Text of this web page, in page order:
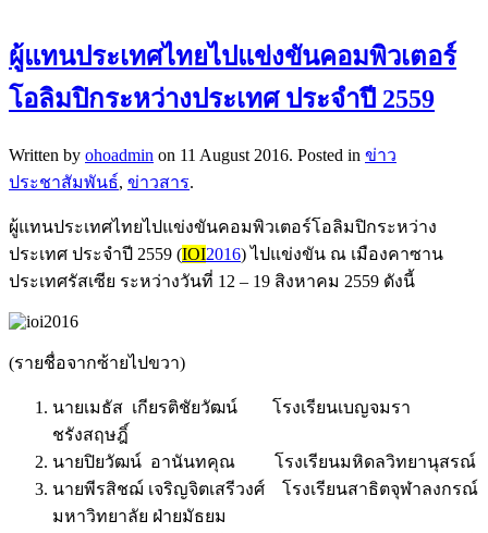
ผู้แทนประเทศไทยไปแข่งขันคอมพิวเตอร์
โอลิมปิกระหว่างประเทศ ประจำปี 2559
Written by ohoadmin on 11 August 2016. Posted in ข่าว
ประชาสัมพันธ์, ข่าวสาร.
ผู้แทนประเทศไทยไปแข่งขันคอมพิวเตอร์โอลิมปิกระหว่าง
ประเทศ ประจำปี 2559 (IOI2016) ไปแข่งขัน ณ เมืองคาซาน
ประเทศรัสเซีย ระหว่างวันที่ 12 – 19 สิงหาคม 2559 ดังนี้
(รายชื่อจากซ้ายไปขวา)
นายเมธัส เกียรติชัยวัฒน์ โรงเรียนเบญจมรา
ชรังสฤษฎิ์
นายปิยวัฒน์ อานันทคุณ โรงเรียนมหิดลวิทยานุสรณ์
นายพีรสิชฌ์ เจริญจิตเสรีวงศ์ โรงเรียนสาธิตจุฬาลงกรณ์
มหาวิทยาลัย ฝ่ายมัธยม